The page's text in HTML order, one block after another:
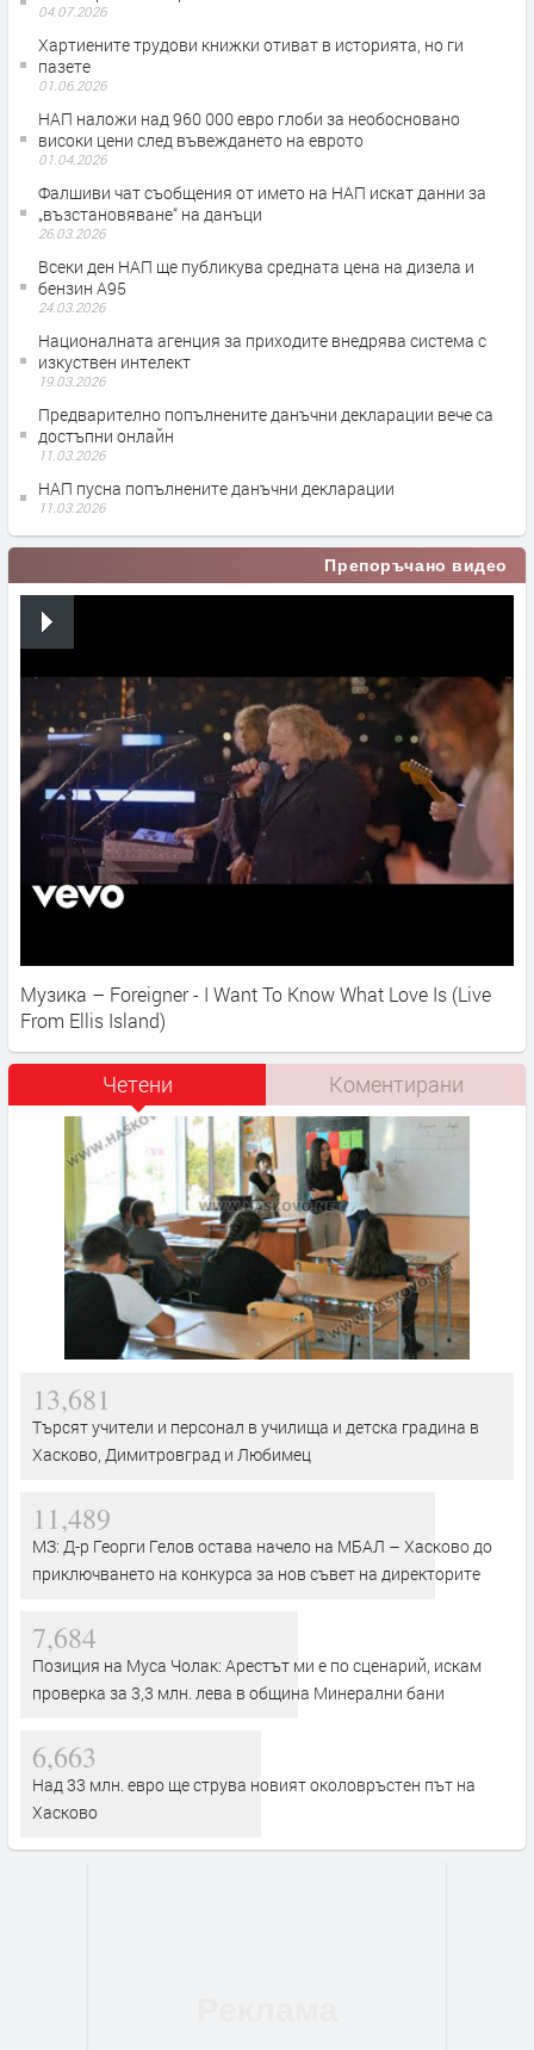
04.07.2026
Хартиените трудови книжки отиват в историята, но ги
пазете
01.06.2026
НАП наложи над 960 000 евро глоби за необосновано
високи цени след въвеждането на еврото
01.04.2026
Фалшиви чат съобщения от името на НАП искат данни за
„възстановяване“ на данъци
26.03.2026
Всеки ден НАП ще публикува средната цена на дизела и
бензин А95
24.03.2026
Националната агенция за приходите внедрява система с
изкуствен интелект
19.03.2026
Предварително попълнените данъчни декларации вече са
достъпни онлайн
11.03.2026
НАП пусна попълнените данъчни декларации
11.03.2026
Препоръчано видео
Музика – Foreigner - I Want To Know What Love Is (Live
From Ellis Island)
Четени Коментирани
13,681
Търсят учители и персонал в училища и детска градина в
Хасково, Димитровград и Любимец
11,489
МЗ: Д-р Георги Гелов остава начело на МБАЛ – Хасково до
приключването на конкурса за нов съвет на директорите
7,684
Позиция на Муса Чолак: Арестът ми е по сценарий, искам
проверка за 3,3 млн. лева в община Минерални бани
6,663
Над 33 млн. евро ще струва новият околовръстен път на
Хасково